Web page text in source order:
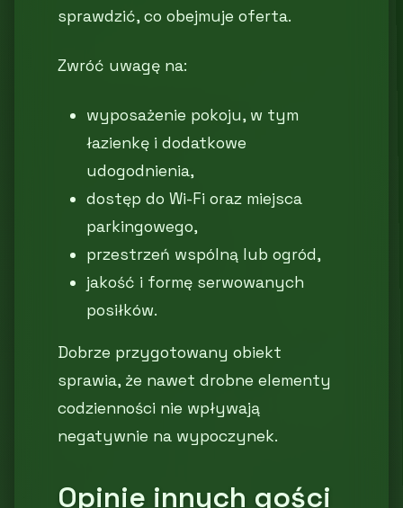
sprawdzić, co obejmuje oferta.
Zwróć uwagę na:
wyposażenie pokoju, w tym
łazienkę i dodatkowe
udogodnienia,
dostęp do Wi-Fi oraz miejsca
parkingowego,
przestrzeń wspólną lub ogród,
jakość i formę serwowanych
posiłków.
Dobrze przygotowany obiekt
sprawia, że nawet drobne elementy
codzienności nie wpływają
negatywnie na wypoczynek.
Opinie innych gości